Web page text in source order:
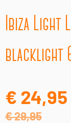
Ibiza Light
blacklight
€ 24,95
€ 29,95
naar
het
van